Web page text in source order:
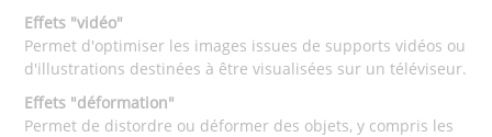
Effets "vidéo"
Permet d'optimiser les images issues de supports vidéos ou
d'illustrations destinées à être visualisées sur un téléviseur.
Effets "déformation"
Permet de distordre ou déformer des objets, y compris les